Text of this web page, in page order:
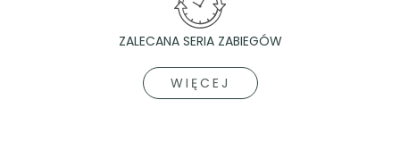
ZALECANA SERIA ZABIEGÓW
WIĘCEJ